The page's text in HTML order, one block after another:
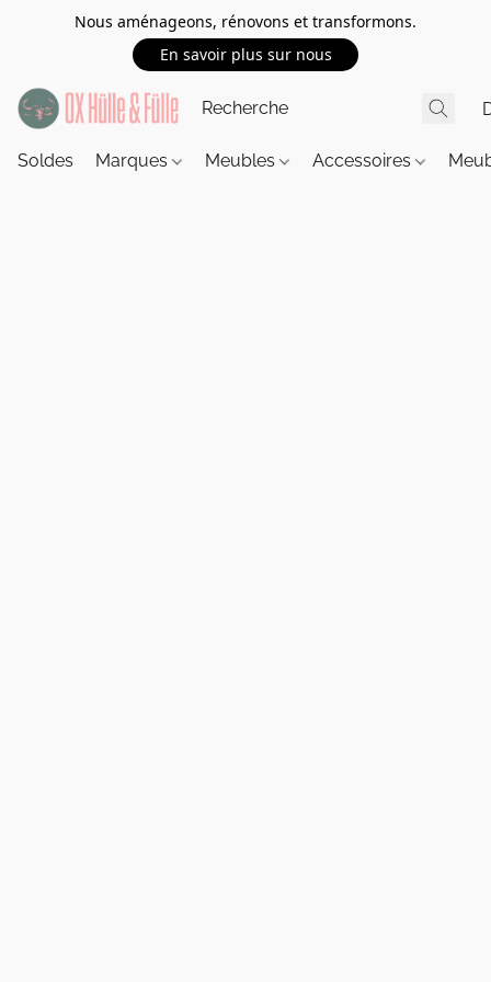
Nous aménageons, rénovons et transformons.
En savoir plus sur nous
Soldes Marques Meubles Accessoires